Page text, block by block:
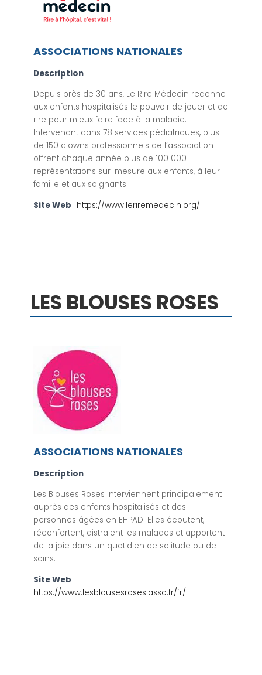
ASSOCIATIONS NATIONALES
Description
Depuis près de 30 ans, Le Rire Médecin redonne
aux enfants hospitalisés le pouvoir de jouer et de
rire pour mieux faire face à la maladie.
Intervenant dans 78 services pédiatriques, plus
de 150 clowns professionnels de l’association
offrent chaque année plus de 100 000
représentations sur-mesure aux enfants, à leur
famille et aux soignants.
Site Web https://www.leriremedecin.org/
LES BLOUSES ROSES
ASSOCIATIONS NATIONALES
Description
Les Blouses Roses interviennent principalement
auprès des enfants hospitalisés et des
personnes âgées en EHPAD. Elles écoutent,
réconfortent, distraient les malades et apportent
de la joie dans un quotidien de solitude ou de
soins.
Site Web
https://www.lesblousesroses.asso.fr/fr/